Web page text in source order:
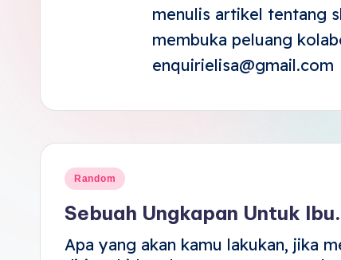
menulis artikel tentang
membuka peluang
enquirielisa@gmail.com
Random
Sebuah Ungkapan Untuk Ibu.
Apa yang akan kamu lakukan, jika